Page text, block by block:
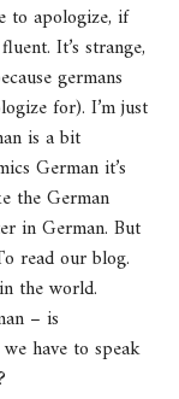
to apologize, if
It’s strange,
germans
for). I’m just
is a bit
German it’s
the German
in German. But
read our blog.
in the world.
– is
have to speak